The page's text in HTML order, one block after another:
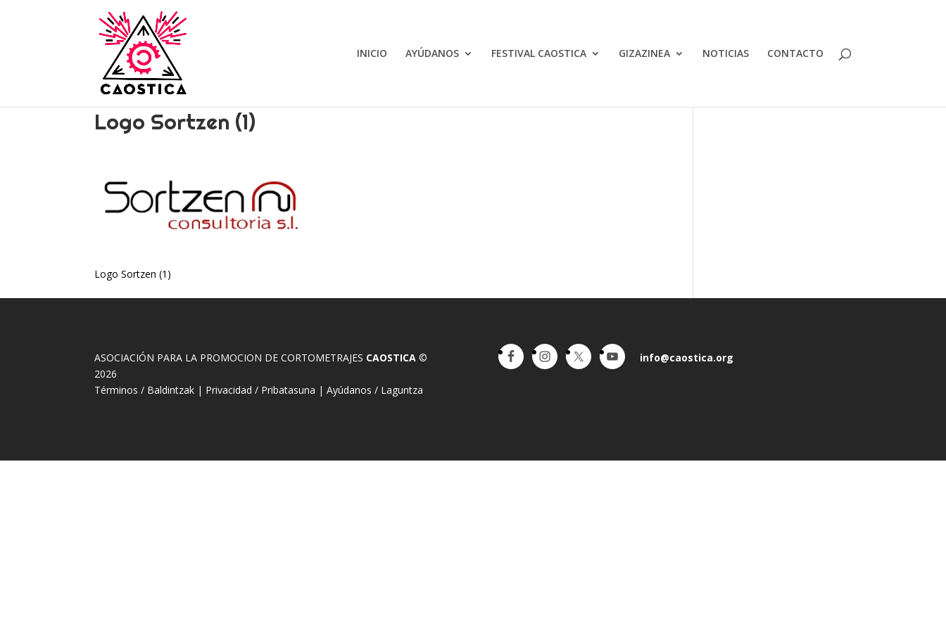
INICIO AYÚDANOS FESTIVAL CAOSTICA GIZAZINEA NOTICIAS CONTACTO
Logo Sortzen (1)
Logo Sortzen (1)
ASOCIACIÓN PARA LA PROMOCION DE CORTOMETRAJES CAOSTICA ©
2026
Términos / Baldintzak | Privacidad / Pribatasuna |Ayúdanos / Laguntza
info@caostica.org